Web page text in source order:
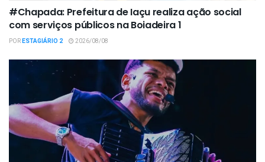
#Chapada: Prefeitura de Iaçu realiza ação social
com serviços públicos na Boiadeira 1
PORESTAGIÁRIO 2 2026/08/08